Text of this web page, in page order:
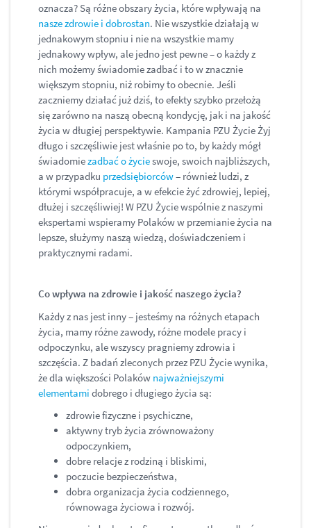
oznacza? Są różne obszary życia, które wpływają na
nasze zdrowie i dobrostan. Nie wszystkie działają w
jednakowym stopniu i nie na wszystkie mamy
jednakowy wpływ, ale jedno jest pewne – o każdy z
nich możemy świadomie zadbać i to w znacznie
większym stopniu, niż robimy to obecnie. Jeśli
zaczniemy działać już dziś, to efekty szybko przełożą
się zarówno na naszą obecną kondycję, jak i na jakość
życia w długiej perspektywie. Kampania PZU Życie Żyj
długo i szczęśliwie jest właśnie po to, by każdy mógł
świadomiezadbać o życieswoje, swoich najbliższych,
a w przypadku przedsiębiorców‒ również ludzi, z
którymi współpracuje, a w efekcie żyć zdrowiej, lepiej,
dłużej i szczęśliwiej! W PZU Życie wspólnie z naszymi
ekspertami wspieramy Polaków w przemianie życia na
lepsze, służymy naszą wiedzą, doświadczeniem i
praktycznymi radami.
Co wpływa na zdrowie i jakość naszego życia?
Każdy z nas jest inny ‒ jesteśmy na różnych etapach
życia, mamy różne zawody, różne modele pracy i
odpoczynku, ale wszyscy pragniemy zdrowia i
szczęścia. Z badań zleconych przez PZU Życie wynika,
że dla większości Polaków najważniejszymi
elementami dobrego i długiego życia są:
zdrowie fizyczne i psychiczne,
aktywny tryb życia zrównoważony
odpoczynkiem,
dobre relacje z rodziną i bliskimi,
poczucie bezpieczeństwa,
dobra organizacja życia codziennego,
równowaga życiowa i rozwój.